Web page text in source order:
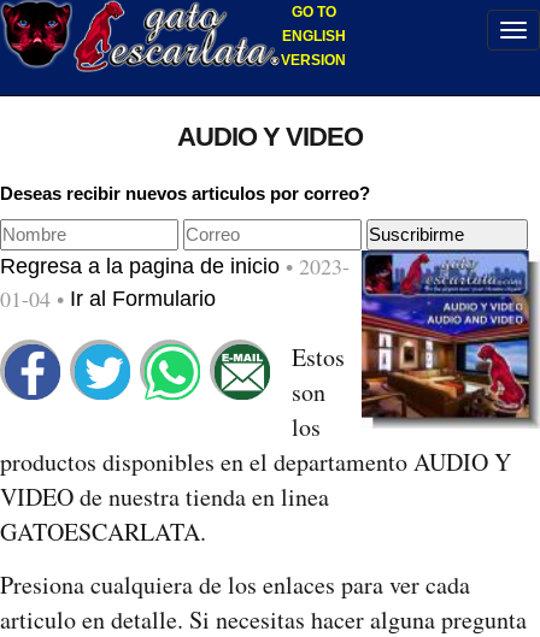
GO TO
ENGLISH
VERSION
AUDIO Y VIDEO
Deseas recibir nuevos articulos por correo?
Regresa a la pagina de inicio • 2023-
01-04 • Ir al Formulario
Estos
son
los
productos disponibles en el departamento AUDIO Y
VIDEO de nuestra tienda en linea
GATOESCARLATA.
Presiona cualquiera de los enlaces para ver cada
articulo en detalle. Si necesitas hacer alguna pregunta